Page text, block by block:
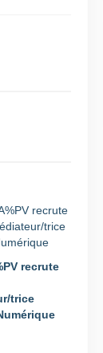
recrute
trice